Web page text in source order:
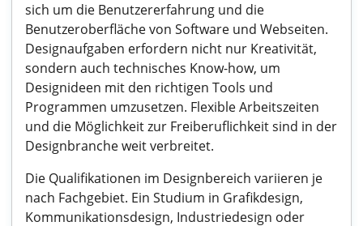
sich um die Benutzererfahrung und die
Benutzeroberfläche von Software und Webseiten.
Designaufgaben erfordern nicht nur Kreativität,
sondern auch technisches Know-how, um
Designideen mit den richtigen Tools und
Programmen umzusetzen. Flexible Arbeitszeiten
und die Möglichkeit zur Freiberuflichkeit sind in der
Designbranche weit verbreitet.
Die Qualifikationen im Designbereich variieren je
nach Fachgebiet. Ein Studium in Grafikdesign,
Kommunikationsdesign, Industriedesign oder